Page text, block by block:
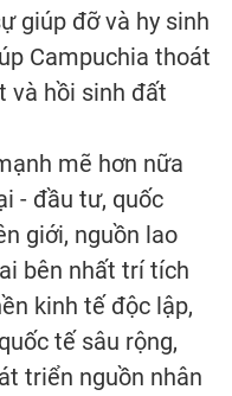
giúp đỡ và hy sinh
Campuchia thoát
và hồi sinh đất
mẽ hơn nữa
- đầu tư, quốc
giới, nguồn lao
bên nhất trí tích
kinh tế độc lập,
tế sâu rộng,
triển nguồn nhân